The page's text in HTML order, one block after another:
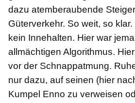
dazu atemberaubende
Güterverkehr. So weit, so
kein Innehalten. Hier war
allmächtigen Algorithmus.
vor der Schnappatmung.
nur dazu, auf seinen (hier
Kumpel Enno zu verweisen